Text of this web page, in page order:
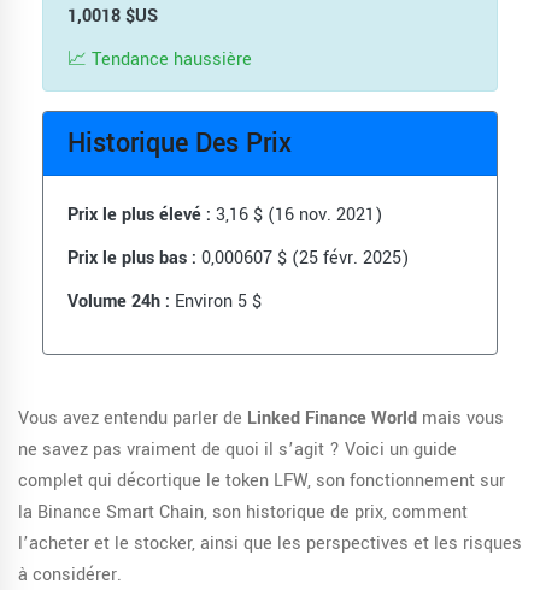
1,0018 $US
📈 Tendance haussière
Historique Des Prix
Prix le plus élevé : 3,16 $ (16 nov. 2021)
Prix le plus bas : 0,000607 $ (25 févr. 2025)
Volume 24h : Environ 5 $
Vous avez entendu parler de Linked Finance World mais vous
ne savez pas vraiment de quoi il s’agit ? Voici un guide
complet qui décortique le token LFW, son fonctionnement sur
la Binance Smart Chain, son historique de prix, comment
l’acheter et le stocker, ainsi que les perspectives et les risques
à considérer.